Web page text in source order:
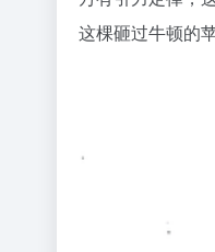
这棵砸过牛顿的